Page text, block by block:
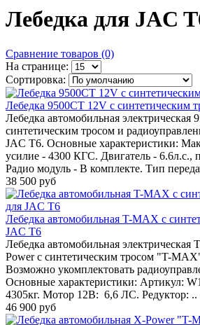
Лебедка для JAC
Сравнение товаров (0)
На странице:
Сортировка:
Лебедка 9500СТ 12V с синтетическим
Лебедка автомобильная электрическая
синтетическим тросом и
JAC T6. Основные характеристики:
усилие - 4300 КГС. Двигатель - 6.6л.с.,
Радио модуль - В комплекте. Тип
38 500 руб
Лебедка автомобильная T-MAX с
JAC T6
Лебедка автомобильная
Power с синтетическим тросом "T-
Возможно укомплектовать
Основные характеристики: Артикул:
4305кг. Мотор 12В: 6,6 ЛС. Редуктор: ..
46 900 руб